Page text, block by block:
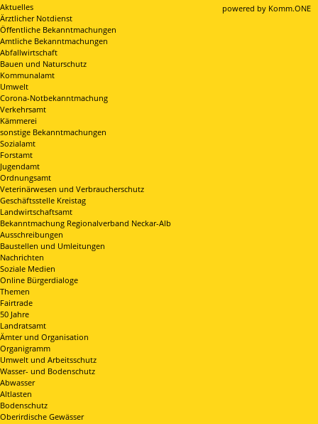
powered by Komm.ONE
Aktuelles
Ärztlicher Notdienst
Öffentliche Bekanntmachungen
Amtliche Bekanntmachungen
Abfallwirtschaft
Bauen und Naturschutz
Kommunalamt
Umwelt
Corona-Notbekanntmachung
Verkehrsamt
Kämmerei
sonstige Bekanntmachungen
Sozialamt
Forstamt
Jugendamt
Ordnungsamt
Veterinärwesen und Verbraucherschutz
Geschäftsstelle Kreistag
Landwirtschaftsamt
Bekanntmachung Regionalverband Neckar-Alb
Ausschreibungen
Baustellen und Umleitungen
Nachrichten
Soziale Medien
Online Bürgerdialoge
Themen
Fairtrade
50 Jahre
Landratsamt
Ämter und Organisation
Organigramm
Umwelt und Arbeitsschutz
Wasser- und Bodenschutz
Abwasser
Altlasten
Bodenschutz
Oberirdische Gewässer